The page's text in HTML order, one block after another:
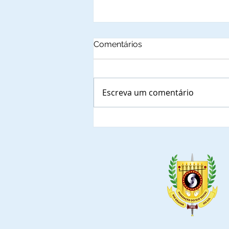
presença nas solenidades
de outorga de Títulos de
Comendadores e
Embaixadoras da Ordem do
Mérito do Elo Social e jantar
Comentários
Escreva um comentário